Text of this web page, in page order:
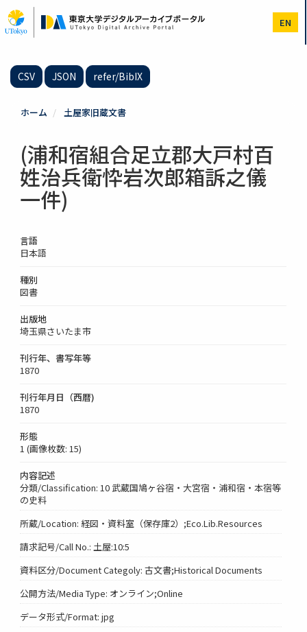
イ
ン
EN
CSV JSON refer/BibIX
ホーム 土屋家旧蔵文書
(浦和宿組合足立郡大戸村百
姓治兵衛忰岩次郎箱訴之儀
一件)
言語
日本語
種別
図書
出版地
埼玉県さいたま市
刊行年、書写年等
1870
刊行年月日（西暦)
1870
形態
1 (画像枚数: 15)
内容記述
分類/Classification: 10 武蔵国鳩ヶ谷宿・大宮宿・浦和宿・本宿等
の史料
所蔵/Location: 経図・資料室（保存庫2）;Eco.Lib.Resources
請求記号/Call No.: 土屋:10:5
資料区分/Document Categoly: 古文書;Historical Documents
公開方法/Media Type: オンライン;Online
データ形式/Format: jpg